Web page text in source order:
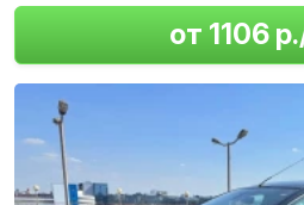
от 1106